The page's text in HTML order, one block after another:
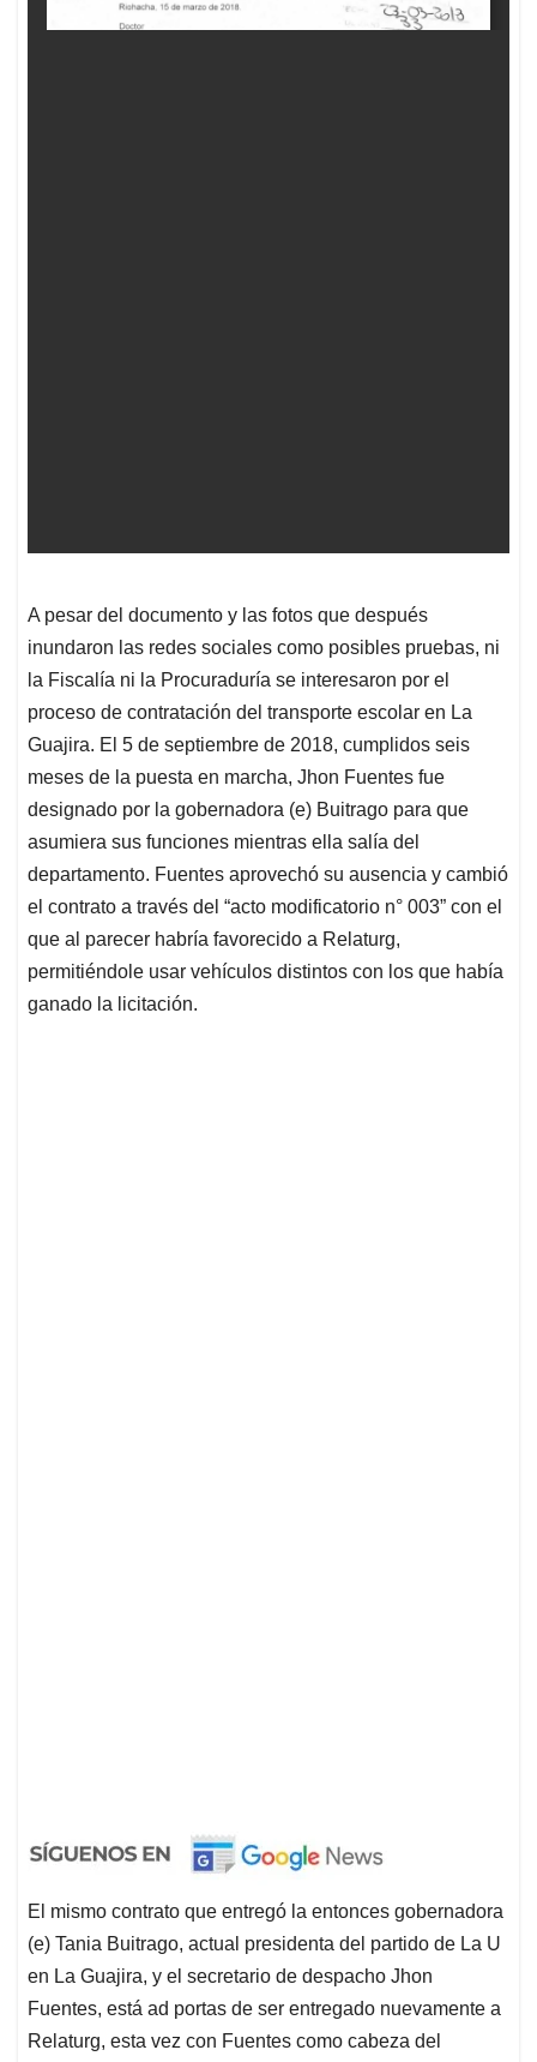
A pesar del documento y las fotos que después
inundaron las redes sociales como posibles pruebas, ni
la Fiscalía ni la Procuraduría se interesaron por el
proceso de contratación del transporte escolar en La
Guajira. El 5 de septiembre de 2018, cumplidos seis
meses de la puesta en marcha, Jhon Fuentes fue
designado por la gobernadora (e) Buitrago para que
asumiera sus funciones mientras ella salía del
departamento. Fuentes aprovechó su ausencia y cambió
el contrato a través del “acto modificatorio n° 003” con el
que al parecer habría favorecido a Relaturg,
permitiéndole usar vehículos distintos con los que había
ganado la licitación.
El mismo contrato que entregó la entonces gobernadora
(e) Tania Buitrago, actual presidenta del partido de La U
en La Guajira, y el secretario de despacho Jhon
Fuentes, está ad portas de ser entregado nuevamente a
Relaturg, esta vez con Fuentes como cabeza del